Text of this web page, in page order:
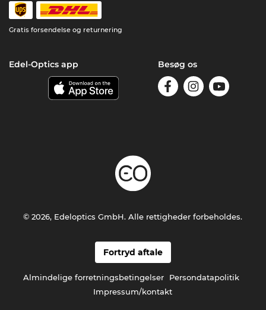
Gratis forsendelse og returnering
Edel-Optics app Besøg os
Fortryd aftale
Almindelige forretningsbetingelser
Persondatapolitik
Impressum/kontakt
© 2026, Edeloptics GmbH. Alle rettigheder forbeholdes.